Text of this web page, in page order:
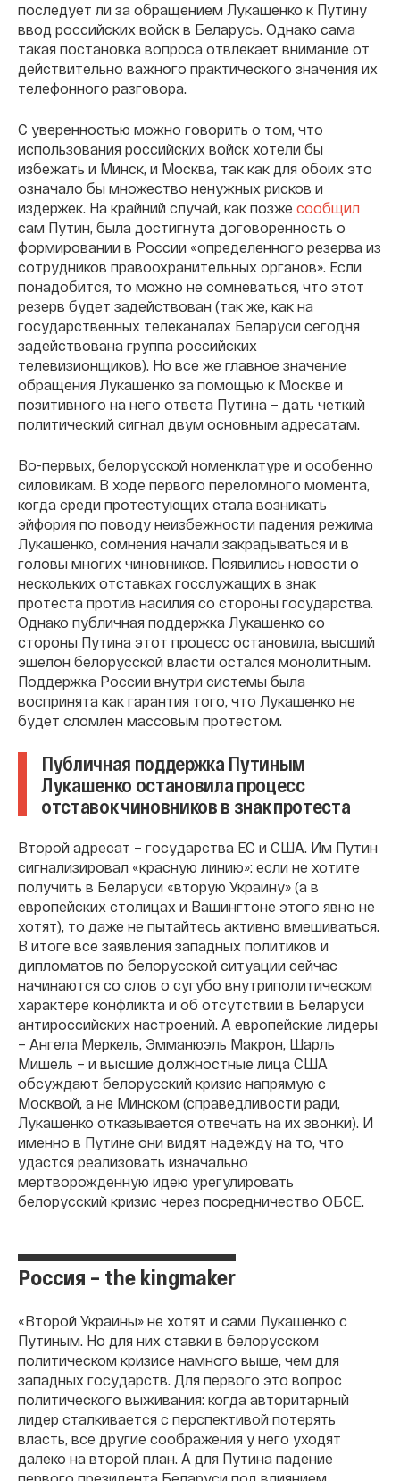
последует ли за обращением Лукашенко к Путину
ввод российских войск в Беларусь. Однако сама
такая постановка вопроса отвлекает внимание от
действительно важного практического значения их
телефонного разговора.
С уверенностью можно говорить о том, что
использования российских войск хотели бы
избежать и Минск, и Москва, так как для обоих это
означало бы множество ненужных рисков и
издержек. На крайний случай, как позже сообщил
сам Путин, была достигнута договоренность о
формировании в России «определенного резерва из
сотрудников правоохранительных органов». Если
понадобится, то можно не сомневаться, что этот
резерв будет задействован (так же, как на
государственных телеканалах Беларуси сегодня
задействована группа российских
телевизионщиков). Но все же главное значение
обращения Лукашенко за помощью к Москве и
позитивного на него ответа Путина – дать четкий
политический сигнал двум основным адресатам.
Во-первых, белорусской номенклатуре и особенно
силовикам. В ходе первого переломного момента,
когда среди протестующих стала возникать
эйфория по поводу неизбежности падения режима
Лукашенко, сомнения начали закрадываться и в
головы многих чиновников. Появились новости о
нескольких отставках госслужащих в знак
протеста против насилия со стороны государства.
Однако публичная поддержка Лукашенко со
стороны Путина этот процесс остановила, высший
эшелон белорусской власти остался монолитным.
Поддержка России внутри системы была
воспринята как гарантия того, что Лукашенко не
будет сломлен массовым протестом.
Публичная поддержка Путиным
Лукашенко остановила процесс
отставок чиновников в знак протеста
Второй адресат – государства ЕС и США. Им Путин
сигнализировал «красную линию»: если не хотите
получить в Беларуси «вторую Украину» (а в
европейских столицах и Вашингтоне этого явно не
хотят), то даже не пытайтесь активно вмешиваться.
В итоге все заявления западных политиков и
дипломатов по белорусской ситуации сейчас
начинаются со слов о сугубо внутриполитическом
характере конфликта и об отсутствии в Беларуси
антироссийских настроений. А европейские лидеры
– Ангела Меркель, Эмманюэль Макрон, Шарль
Мишель – и высшие должностные лица США
обсуждают белорусский кризис напрямую с
Москвой, а не Минском (справедливости ради,
Лукашенко отказывается отвечать на их звонки). И
именно в Путине они видят надежду на то, что
удастся реализовать изначально
мертворожденную идею урегулировать
белорусский кризис через посредничество ОБСЕ.
Россия – the kingmaker
«Второй Украины» не хотят и сами Лукашенко с
Путиным. Но для них ставки в белорусском
политическом кризисе намного выше, чем для
западных государств. Для первого это вопрос
политического выживания: когда авторитарный
лидер сталкивается с перспективой потерять
власть, все другие соображения у него уходят
далеко на второй план. А для Путина падение